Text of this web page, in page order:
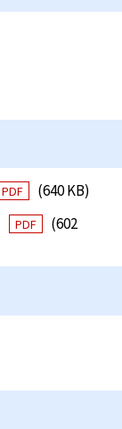
PDF
(640 KB)
PDF
(602